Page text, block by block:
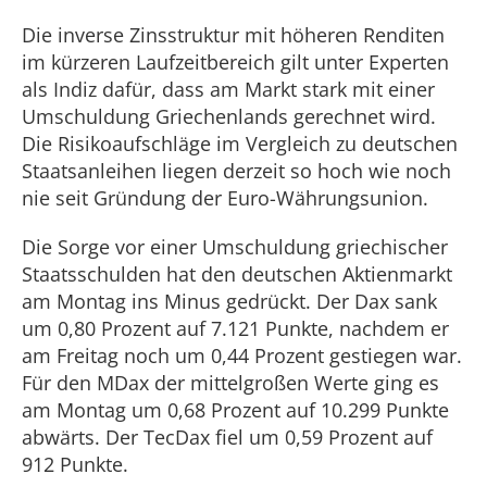
Die inverse Zinsstruktur mit höheren Renditen
im kürzeren Laufzeitbereich gilt unter Experten
als Indiz dafür, dass am Markt stark mit einer
Umschuldung Griechenlands gerechnet wird.
Die Risikoaufschläge im Vergleich zu deutschen
Staatsanleihen liegen derzeit so hoch wie noch
nie seit Gründung der Euro-Währungsunion.
Die Sorge vor einer Umschuldung griechischer
Staatsschulden hat den deutschen Aktienmarkt
am Montag ins Minus gedrückt. Der Dax sank
um 0,80 Prozent auf 7.121 Punkte, nachdem er
am Freitag noch um 0,44 Prozent gestiegen war.
Für den MDax der mittelgroßen Werte ging es
am Montag um 0,68 Prozent auf 10.299 Punkte
abwärts. Der TecDax fiel um 0,59 Prozent auf
912 Punkte.